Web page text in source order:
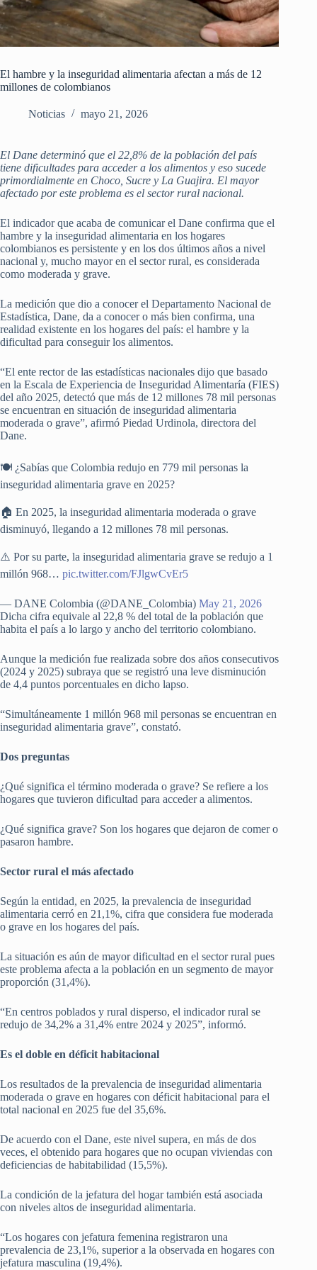
El hambre y la inseguridad alimentaria afectan a más de 12
millones de colombianos
Noticias mayo 21, 2026
El Dane determinó que el 22,8% de la población del país
tiene dificultades para acceder a los alimentos y eso sucede
primordialmente en Choco, Sucre y La Guajira. El mayor
afectado por este problema es el sector rural nacional.
El indicador que acaba de comunicar el Dane confirma que el
hambre y la inseguridad alimentaria en los hogares
colombianos es persistente y en los dos últimos años a nivel
nacional y, mucho mayor en el sector rural, es considerada
como moderada y grave.
La medición que dio a conocer el Departamento Nacional de
Estadística, Dane, da a conocer o más bien confirma, una
realidad existente en los hogares del país: el hambre y la
dificultad para conseguir los alimentos.
“El ente rector de las estadísticas nacionales dijo que basado
en la Escala de Experiencia de Inseguridad Alimentaría (FIES)
del año 2025, detectó que más de 12 millones 78 mil personas
se encuentran en situación de inseguridad alimentaria
moderada o grave”, afirmó Piedad Urdinola, directora del
Dane.
🍽️ ¿Sabías que Colombia redujo en 779 mil personas la
inseguridad alimentaria grave en 2025?
🏠 En 2025, la inseguridad alimentaria moderada o grave
disminuyó, llegando a 12 millones 78 mil personas.
⚠️ Por su parte, la inseguridad alimentaria grave se redujo a 1
millón 968… pic.twitter.com/FJlgwCvEr5
— DANE Colombia (@DANE_Colombia) May 21, 2026
Dicha cifra equivale al 22,8 % del total de la población que
habita el país a lo largo y ancho del territorio colombiano.
Aunque la medición fue realizada sobre dos años consecutivos
(2024 y 2025) subraya que se registró una leve disminución
de 4,4 puntos porcentuales en dicho lapso.
“Simultáneamente 1 millón 968 mil personas se encuentran en
inseguridad alimentaria grave”, constató.
Dos preguntas
¿Qué significa el término moderada o grave? Se refiere a los
hogares que tuvieron dificultad para acceder a alimentos.
¿Qué significa grave? Son los hogares que dejaron de comer o
pasaron hambre.
Sector rural el más afectado
Según la entidad, en 2025, la prevalencia de inseguridad
alimentaria cerró en 21,1%, cifra que considera fue moderada
o grave en los hogares del país.
La situación es aún de mayor dificultad en el sector rural pues
este problema afecta a la población en un segmento de mayor
proporción (31,4%).
“En centros poblados y rural disperso, el indicador rural se
redujo de 34,2% a 31,4% entre 2024 y 2025”, informó.
Es el doble en déficit habitacional
Los resultados de la prevalencia de inseguridad alimentaria
moderada o grave en hogares con déficit habitacional para el
total nacional en 2025 fue del 35,6%.
De acuerdo con el Dane, este nivel supera, en más de dos
veces, el obtenido para hogares que no ocupan viviendas con
deficiencias de habitabilidad (15,5%).
La condición de la jefatura del hogar también está asociada
con niveles altos de inseguridad alimentaria.
“Los hogares con jefatura femenina registraron una
prevalencia de 23,1%, superior a la observada en hogares con
jefatura masculina (19,4%).